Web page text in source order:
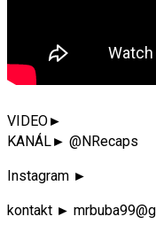
VIDEO►
KANÁL► @NRecaps
Instagram ►
kontakt ►